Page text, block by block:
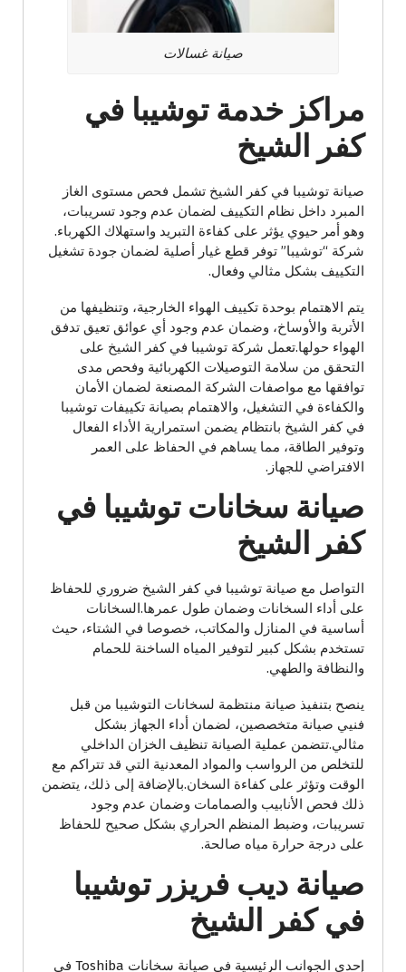
صيانة غسالات
مراكز خدمة توشيبا في
كفر الشيخ
صيانة توشيبا في كفر الشيخ تشمل فحص مستوى الغاز
المبرد داخل نظام التكييف لضمان عدم وجود تسريبات،
وهو أمر حيوي يؤثر على كفاءة التبريد واستهلاك الكهرباء.
شركة “توشيبا” توفر قطع غيار أصلية لضمان جودة تشغيل
التكييف بشكل مثالي وفعال.
يتم الاهتمام بوحدة تكييف الهواء الخارجية، وتنظيفها من
الأتربة والأوساخ، وضمان عدم وجود أي عوائق تعيق تدفق
الهواء حولها.تعمل شركة توشيبا في كفر الشيخ على
التحقق من سلامة التوصيلات الكهربائية وفحص مدى
توافقها مع مواصفات الشركة المصنعة لضمان الأمان
والكفاءة في التشغيل، والاهتمام بصيانة تكييفات توشيبا
في كفر الشيخ بانتظام يضمن استمرارية الأداء الفعال
وتوفير الطاقة، مما يساهم في الحفاظ على العمر
الافتراضي للجهاز.
صيانة سخانات توشيبا في
كفر الشيخ
التواصل مع صيانة توشيبا في كفر الشيخ ضروري للحفاظ
على أداء السخانات وضمان طول عمرها.السخانات
أساسية في المنازل والمكاتب، خصوصا في الشتاء، حيث
تستخدم بشكل كبير لتوفير المياه الساخنة للحمام
والنظافة والطهي.
ينصح بتنفيذ صيانة منتظمة لسخانات التوشيبا من قبل
فنيي صيانة متخصصين، لضمان أداء الجهاز بشكل
مثالي.تتضمن عملية الصيانة تنظيف الخزان الداخلي
للتخلص من الرواسب والمواد المعدنية التي قد تتراكم مع
الوقت وتؤثر على كفاءة السخان.بالإضافة إلى ذلك، يتضمن
ذلك فحص الأنابيب والصمامات وضمان عدم وجود
تسريبات، وضبط المنظم الحراري بشكل صحيح للحفاظ
على درجة حرارة مياه صالحة.
صيانة ديب فريزر توشيبا
في كفر الشيخ
إحدى الجوانب الرئيسية في صيانة سخانات Toshiba في